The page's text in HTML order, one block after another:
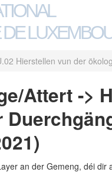
Hierstellen vun der
Attert ->
an der Gemeng, déi